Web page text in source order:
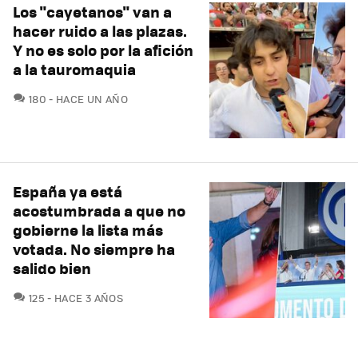
Los "cayetanos" van a
hacer ruido a las plazas.
Y no es solo por la afición
a la tauromaquia
180 COMENTARIOS
HACE UN AÑO
España ya está
acostumbrada a que no
gobierne la lista más
votada. No siempre ha
salido bien
125 COMENTARIOS
HACE 3 AÑOS